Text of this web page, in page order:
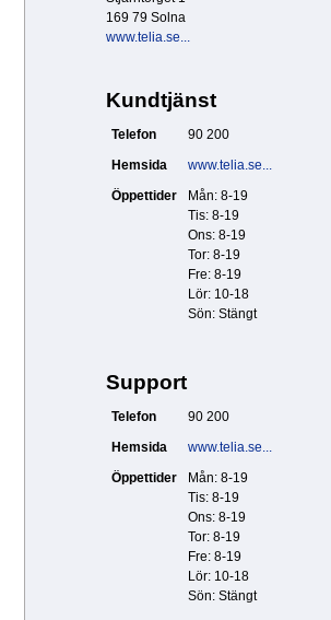
169 79 Solna
www.telia.se...
Kundtjänst
Telefon
90 200
Hemsida
www.telia.se...
Öppettider
Mån: 8-19
Tis: 8-19
Ons: 8-19
Tor: 8-19
Fre: 8-19
Lör: 10-18
Sön: Stängt
Support
Telefon
90 200
Hemsida
www.telia.se...
Öppettider
Mån: 8-19
Tis: 8-19
Ons: 8-19
Tor: 8-19
Fre: 8-19
Lör: 10-18
Sön: Stängt